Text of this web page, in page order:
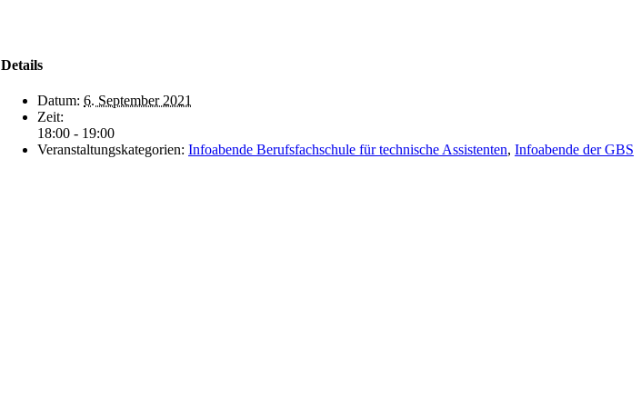
Details
Datum: 6. September 2021
Zeit:
18:00 - 19:00
Veranstaltungskategorien: Infoabende Berufsfachschule für technische Assistenten, Infoabende der GBS